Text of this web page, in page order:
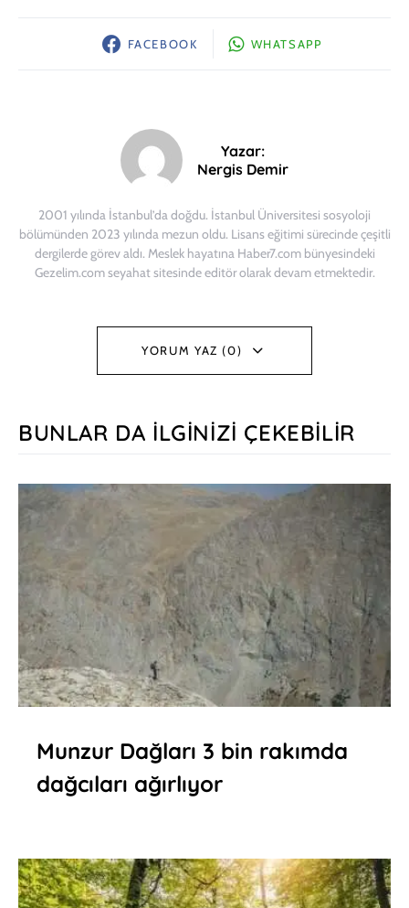
FACEBOOK WHATSAPP
Yazar:
Nergis Demir
2001 yılında İstanbul’da doğdu. İstanbul Üniversitesi sosyoloji
bölümünden 2023 yılında mezun oldu. Lisans eğitimi sürecinde çeşitli
dergilerde görev aldı. Meslek hayatına Haber7.com bünyesindeki
Gezelim.com seyahat sitesinde editör olarak devam etmektedir.
YORUM YAZ (0)
BUNLAR DA İLGINIZI ÇEKEBILIR
Munzur Dağları 3 bin rakımda
dağcıları ağırlıyor